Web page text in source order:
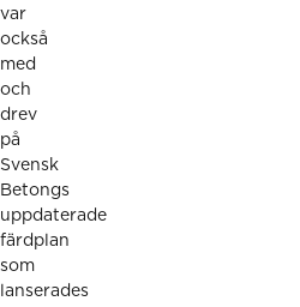
var
också
med
och
drev
på
Svensk
Betongs
uppdaterade
färdplan
som
lanserades